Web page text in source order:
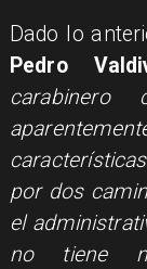
Dado lo
Pedro
por dos
el
no tiene